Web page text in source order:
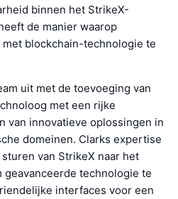
binnen het StrikeX-
de manier waarop
blockchain-technologie te
uit met de toevoeging van
met een rijke
van innovatieve oplossingen in
domeinen. Clarks expertise
van StrikeX naar het
geavanceerde technologie te
interfaces voor een